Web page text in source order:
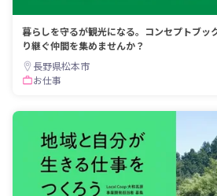
暮らしを守るが観光になる。コンセプトブッ
り継ぐ仲間を集めませんか？
長野県松本市
お仕事